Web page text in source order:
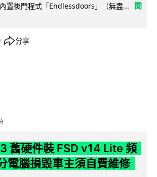
置後門程式「Endlessdoors」（無盡...
閱
分享
舊硬件裝 FSD v14 Lite 頻
電腦損毀車主須自費維修